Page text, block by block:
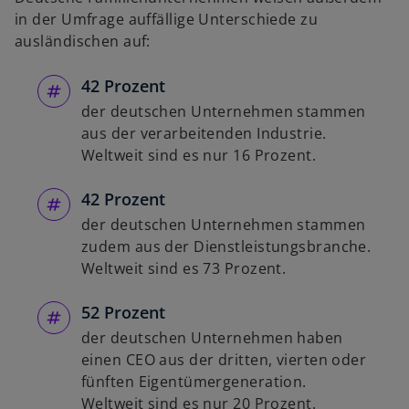
in der Umfrage auffällige Unterschiede zu
ausländischen auf:
42 Prozent
der deutschen Unternehmen stammen
aus der verarbeitenden Industrie.
Weltweit sind es nur 16 Prozent.
42 Prozent
der deutschen Unternehmen stammen
zudem aus der Dienstleistungsbranche.
Weltweit sind es 73 Prozent.
52 Prozent
der deutschen Unternehmen haben
einen CEO aus der dritten, vierten oder
fünften Eigentümergeneration.
Weltweit sind es nur 20 Prozent.